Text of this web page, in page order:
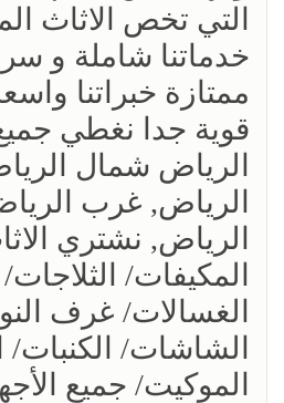
التي تخص الاثاث
خدماتنا شاملة و
ممتازة خبراتنا
قوية جدا نغطي
الرياض شمال
الرياض, غرب
الرياض, نشتري
المكيفات/
الغسالات/ غرف
الشاشات/ الكنبات/
الموكيت/ جميع